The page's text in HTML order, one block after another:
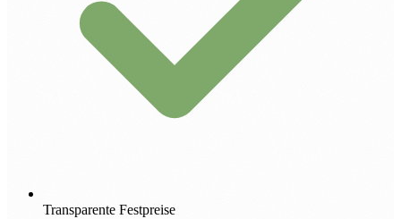
Transparente Festpreise